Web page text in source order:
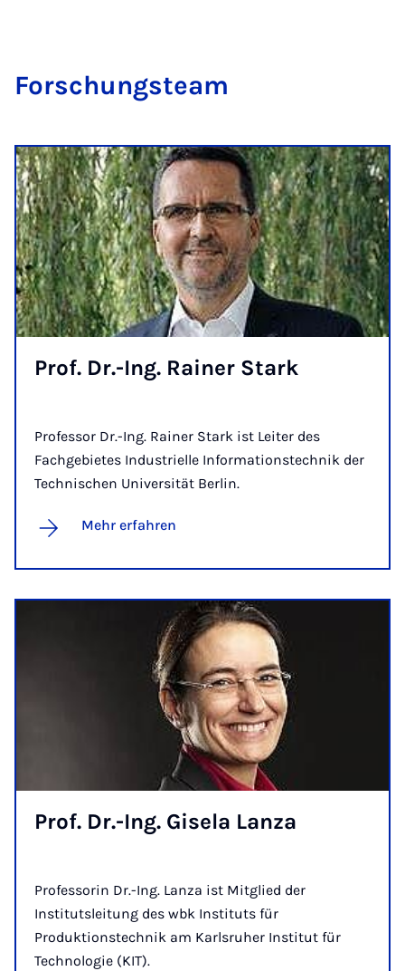
For­schungs­team
Prof. Dr.-Ing. Rai­ner Stark
Professor Dr.-Ing. Rainer Stark ist Leiter des
Fachgebietes Industrielle Informationstechnik der
Technischen Universität Berlin.
Mehr erfahren
Prof. Dr.-Ing. Gi­se­la Lan­za
Professorin Dr.-Ing. Lanza ist Mitglied der
Institutsleitung des wbk Instituts für
Produktionstechnik am Karlsruher Institut für
Technologie (KIT).